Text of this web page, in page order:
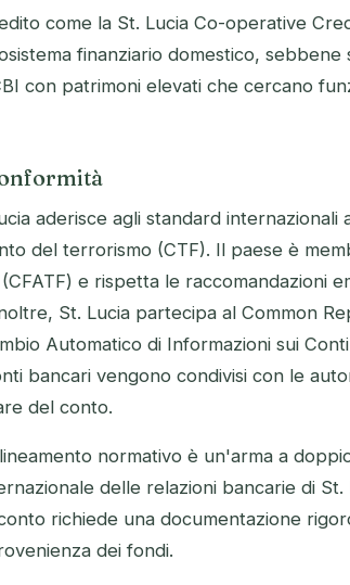
come la St. Lucia Co-operative
finanziario domestico, sebbene
con patrimoni elevati che cercano
aderisce agli standard internazionali
del terrorismo (CTF). Il paese è
e rispetta le raccomandazioni
St. Lucia partecipa al Common
Automatico di Informazioni sui
bancari vengono condivisi con le
del conto.
normativo è un'arma a
delle relazioni bancarie di St.
richiede una documentazione
dei fondi.